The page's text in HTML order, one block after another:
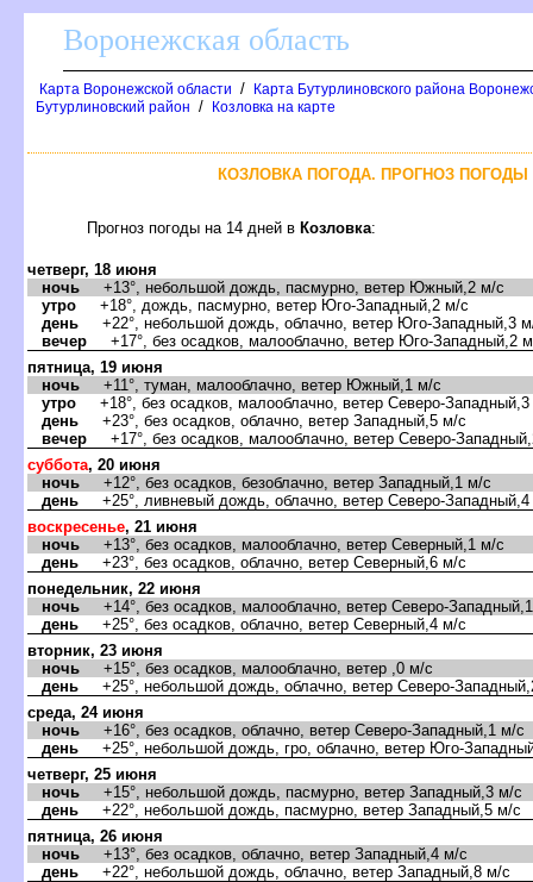
оронежская область
Карта Воронежской области /
Карта Бутурлиновского района
Бутурлиновский район / Козловка на карте
КОЗЛОВКА ПОГОДА. ПРОГНОЗ ПОГОДЫ
Прогноз погоды на 14 дней Козловка:
четверг, 18 июня
ночь +13°, небольшой дождь, пасмурно, ветер Южный,2 м/с
утро +18°, дождь, пасмурно, ветер Юго-Западный,2 м/с
день +22°, небольшой дождь, облачно, ветер Юго-Западный,3
ечер +17°, без осадков, малооблачно, ветер Юго-Западный,2
пятница, 19 июня
ночь +11°, туман, малооблачно, ветер Южный,1 м/с
утро +18°, без осадков, малооблачно, ветер Северо-
день +23°, без осадков, облачно, ветер Западный,5 м/с
ечер +17°, без осадков, малооблачно, ветер Северо-
суббота, 20 июня
ночь +12°, без осадков, безоблачно, ветер Западный,1 м/с
день +25°, ливневый дождь, облачно, ветер Северо-
оскресенье, 21 июня
ночь +13°, без осадков, малооблачно, ветер Северный,1 м/с
день +23°, без осадков, облачно, ветер Северный,6 м/с
понедельник, 22 июня
ночь +14°, без осадков, малооблачно, ветер Северо-
день +25°, без осадков, облачно, ветер Северный,4 м/с
торник, 23 июня
ночь +15°, без осадков, малооблачно, ветер ,0 м/с
день +25°, небольшой дождь, облачно, ветер Северо-
среда, 24 июня
ночь +16°, без осадков, облачно, ветер Северо-Западный,1 м/с
день +25°, небольшой дождь, гро, облачно, ветер Юго-
четверг, 25 июня
ночь +15°, небольшой дождь, пасмурно, ветер Западный,3 м/с
день +22°, небольшой дождь, пасмурно, ветер Западный,5 м/с
пятница, 26 июня
ночь +13°, без осадков, облачно, ветер Западный,4 м/с
день +22°, небольшой дождь, облачно, ветер Западный,8 м/с